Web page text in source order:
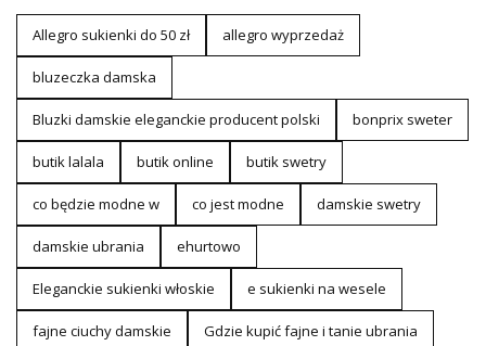
Allegro sukienki do 50 zł allegro wyprzedaż
bluzeczka damska
Bluzki damskie eleganckie producent polski bonprix sweter
butik lalala butik online butik swetry
co będzie modne w co jest modne damskie swetry
damskie ubrania ehurtowo
Eleganckie sukienki włoskie e sukienki na wesele
fajne ciuchy damskie Gdzie kupić fajne i tanie ubrania